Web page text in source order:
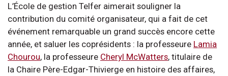
L’École de gestion Telfer aimerait souligner la
contribution du comité organisateur, qui a fait de cet
événement remarquable un grand succès encore cette
année, et saluer les coprésidents : la professeure Lamia
Chourou, la professeure Cheryl McWatters, titulaire de
la Chaire Père-Edgar-Thivierge en histoire des affaires,